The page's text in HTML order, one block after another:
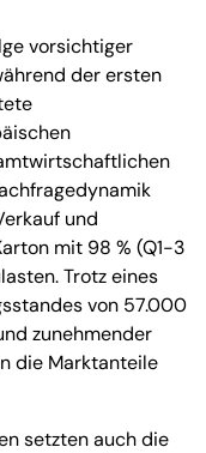
vorsichtiger
der ersten
und
mit 98 % (Q1-3
Trotz eines
von 57.000
zunehmender
die Marktanteile
setzten auch die